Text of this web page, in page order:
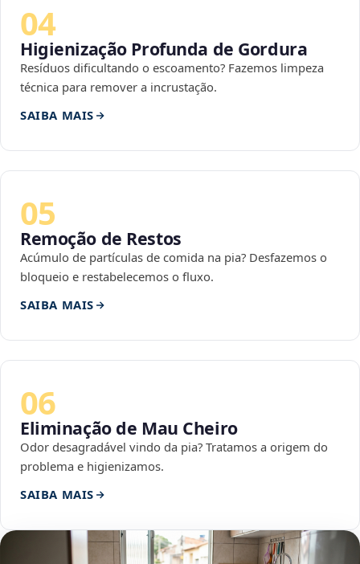
04
Higienização Profunda de Gordura
Resíduos dificultando o escoamento? Fazemos limpeza
técnica para remover a incrustação.
SAIBA MAIS
05
Remoção de Restos
Acúmulo de partículas de comida na pia? Desfazemos o
bloqueio e restabelecemos o fluxo.
SAIBA MAIS
06
Eliminação de Mau Cheiro
Odor desagradável vindo da pia? Tratamos a origem do
problema e higienizamos.
SAIBA MAIS